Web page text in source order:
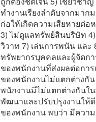
ทำงานเรียงลำดับจากมาก
ก่อให้เกิดความเสียหายต่
3) ไม่ดูแลทรัพย์สินบริษัท
วิวาท 7) เล่นการพนัน และ
ทรัพยากรบุคคลและผู้จัด
ของพนักงานที่ส่งผลต่อกา
ของพนักงานไม่แตกต่างกั
พนักงานมีไม่แตกต่างกันใ
พัฒนาและปรับปรุงงานให้
ของพนักงาน พบว่า มีควา